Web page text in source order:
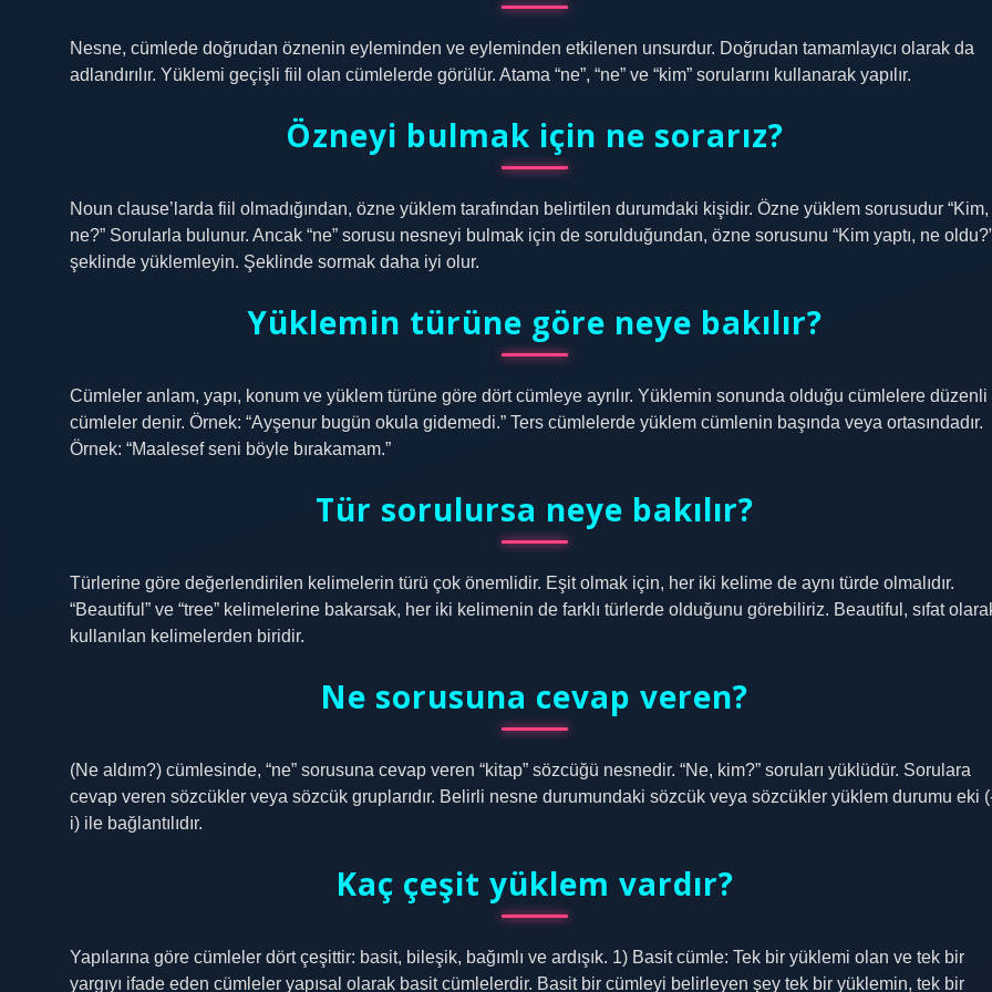
Nesne, cümlede doğrudan öznenin eyleminden ve eyleminden etkilenen unsurdur. Doğrudan tamamlayıcı olarak da
adlandırılır. Yüklemi geçişli fiil olan cümlelerde görülür. Atama “ne”, “ne” ve “kim” sorularını kullanarak yapılır.
Özneyi bulmak için ne sorarız?
Noun clause’larda fiil olmadığından, özne yüklem tarafından belirtilen durumdaki kişidir. Özne yüklem sorusudur “Kim,
ne?” Sorularla bulunur. Ancak “ne” sorusu nesneyi bulmak için de sorulduğundan, özne sorusunu “Kim yaptı, ne
şeklinde yüklemleyin. Şeklinde sormak daha iyi olur.
Yüklemin türüne göre neye bakılır?
Cümleler anlam, yapı, konum ve yüklem türüne göre dört cümleye ayrılır. Yüklemin sonunda olduğu cümlelere düzenli
cümleler denir. Örnek: “Ayşenur bugün okula gidemedi.” Ters cümlelerde yüklem cümlenin başında veya ortasındadır.
Örnek: “Maalesef seni böyle bırakamam.”
Tür sorulursa neye bakılır?
Türlerine göre değerlendirilen kelimelerin türü çok önemlidir. Eşit olmak için, her iki kelime de aynı türde olmalıdır.
“Beautiful” ve “tree” kelimelerine bakarsak, her iki kelimenin de farklı türlerde olduğunu görebiliriz. Beautiful, sıfat
kullanılan kelimelerden biridir.
Ne sorusuna cevap veren?
(Ne aldım?) cümlesinde, “ne” sorusuna cevap veren “kitap” sözcüğü nesnedir. “Ne, kim?” soruları yüklüdür. Sorulara
cevap veren sözcükler veya sözcük gruplarıdır. Belirli nesne durumundaki sözcük veya sözcükler yüklem durumu eki
i) ile bağlantılıdır.
Kaç çeşit yüklem vardır?
Yapılarına göre cümleler dört çeşittir: basit, bileşik, bağımlı ve ardışık. 1) Basit cümle: Tek bir yüklemi olan ve tek bir
yargıyı ifade eden cümleler yapısal olarak basit cümlelerdir. Basit bir cümleyi belirleyen şey tek bir yüklemin, tek bir